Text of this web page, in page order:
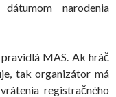
narodenia
MAS. Ak hráč
tak organizátor má
registračného